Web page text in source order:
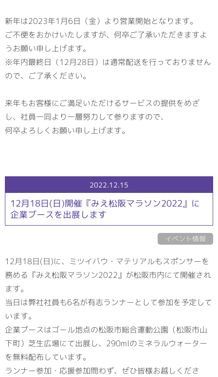
メディアポリシー
RECRUITサイト
新年は2023年1月6日（金）より営業開始となります。
ご不便をおかけいたしますが、何卒ご了承いただきますよ
うお願い申し上げます。
※年内最終日（12月28日）は通常配送を行っておりません
ので、ご了承ください。
来年もお客様にご満足いただけるサービスの提供をめざ
し、社員一同より一層努力して参りますので、
何卒よろしくお願い申し上げます。
2022.12.15
12月18日(日)開催『みえ松阪マラソン2022』に
企業ブースを出展します
イベント情報
12月18日(日)に、ミツイバウ・マテリアルもスポンサーを
務める『みえ松阪マラソン2022』が松阪市内にて開催され
ます。
当日は弊社社員も6名が有志ランナーとして参加を予定して
います。
企業ブースはゴール地点の松阪市総合運動公園（松阪市山
下町）芝生広場にて出展し、290mlのミネラルウォーター
を無料配布しています。
ランナー参加・応援参加問わず、ぜひ皆様お越しくださ